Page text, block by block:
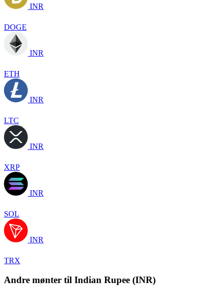
INR
DOGE
INR
ETH
INR
LTC
INR
XRP
INR
SOL
INR
TRX
Andre mønter til Indian Rupee (INR)